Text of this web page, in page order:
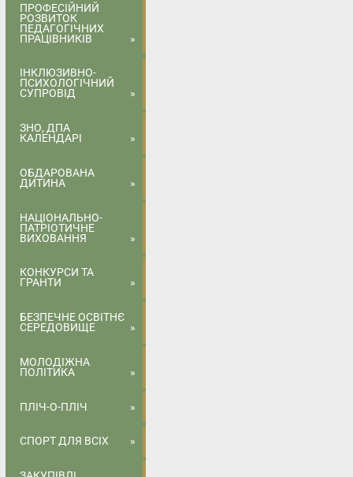
ПРОФЕСІЙНИЙ
РОЗВИТОК
ПЕДАГОГІЧНИХ
ПРАЦІВНИКІВ
ІНКЛЮЗИВНО-
ПСИХОЛОГІЧНИЙ
СУПРОВІД
ЗНО, ДПА
КАЛЕНДАРІ
ОБДАРОВАНА
ДИТИНА
НАЦІОНАЛЬНО-
ПАТРІОТИЧНЕ
ВИХОВАННЯ
КОНКУРСИ ТА
ГРАНТИ
БЕЗПЕЧНЕ ОСВІТНЄ
СЕРЕДОВИЩЕ
МОЛОДІЖНА
ПОЛІТИКА
ПЛІЧ-О-ПЛІЧ
СПОРТ ДЛЯ ВСІХ